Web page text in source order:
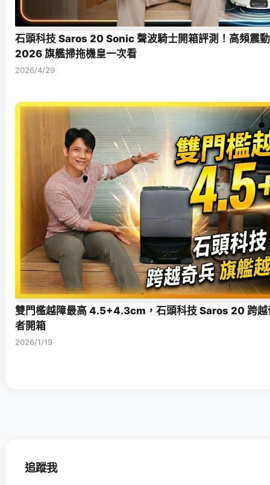
石頭科技 Saros 20 Sonic 聲波騎士開箱評測！高頻震
2026 旗艦掃拖機皇一次看
2026/4/29
雙門檻越障最高 4.5+4.3cm，石頭科技 Saros 20 跨越
者開箱
2026/1/19
追蹤我